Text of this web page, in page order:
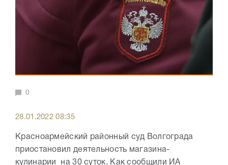
0
28.01.2022 08:35
Красноармейский районный суд Волгограда
приостановил деятельность магазина-
кулинарии на 30 суток. Как сообщили ИА